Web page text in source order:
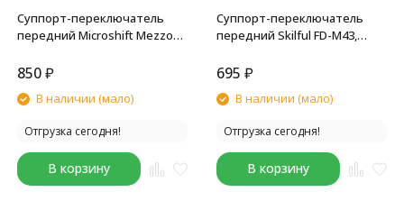
Суппорт-переключатель
передний Microshift Mezzo
универсальная тяга
850₽
В наличии (мало)
Отгрузка сегодня!
В корзину
Суппорт-переключатель
передний Skilful FD-M43,
универсальная тяга
695 ₽
В наличии (мало)
Отгрузка сегодня!
В корзину